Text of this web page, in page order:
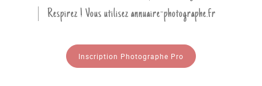
Respirez ! Vous utilisez annuaire-photographe.fr
Inscription Photographe Pro